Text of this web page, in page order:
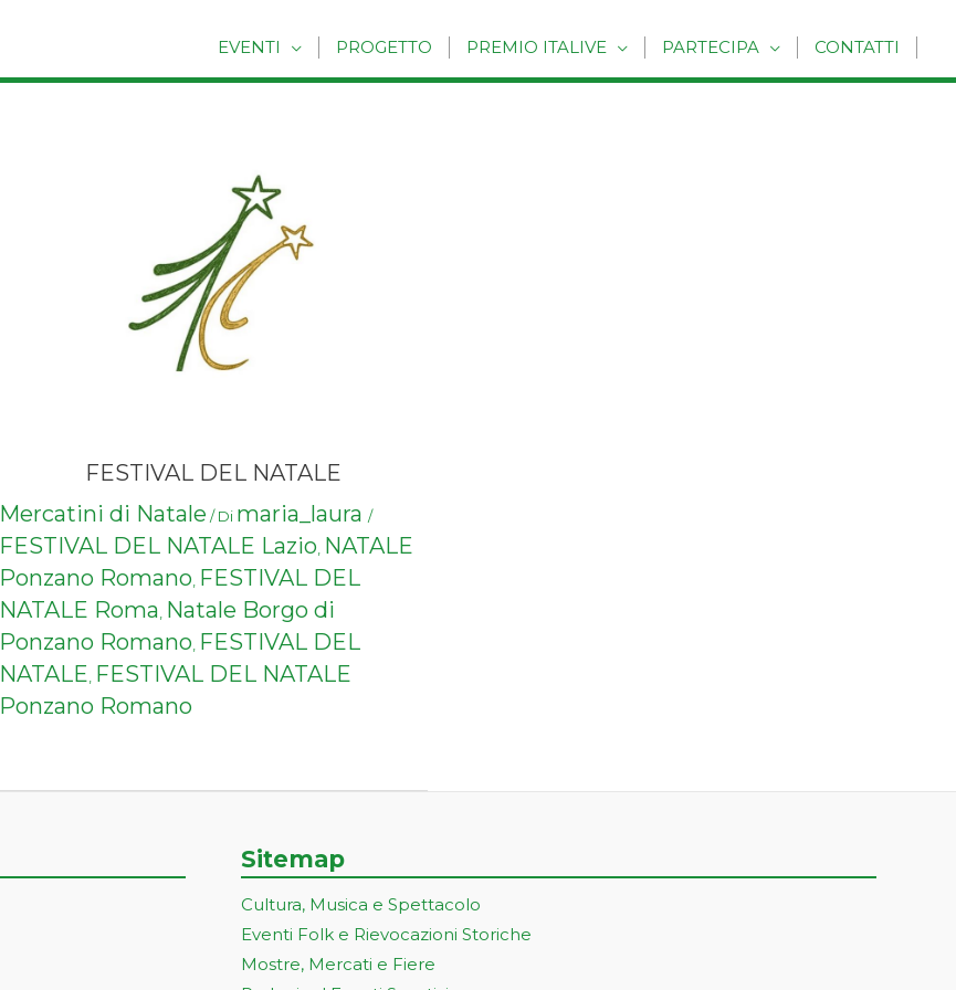
EVENTI PROGETTO PREMIO ITALIVE PARTECIPA CONTATTI
FESTIVAL DEL NATALE
Mercatini di Natale / Di maria_laura /
FESTIVAL DEL NATALE Lazio, NATALE
Ponzano Romano, FESTIVAL DEL
NATALE Roma, Natale Borgo di
Ponzano Romano, FESTIVAL DEL
NATALE, FESTIVAL DEL NATALE
Ponzano Romano
Sitemap
Cultura, Musica e Spettacolo
Eventi Folk e Rievocazioni Storiche
Mostre, Mercati e Fiere